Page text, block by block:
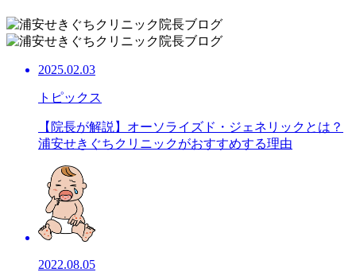
2025.02.03
トピックス
【院長が解説】オーソライズド・ジェネリックとは？
浦安せきぐちクリニックがおすすめする理由
2022.08.05